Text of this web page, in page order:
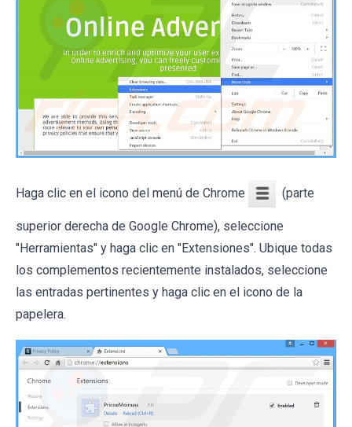
Haga clic en el icono del menú de Chrome (parte
superior derecha de Google Chrome), seleccione
"Herramientas" y haga clic en "Extensiones". Ubique todas
los complementos recientemente instalados, seleccione
las entradas pertinentes y haga clic en el icono de la
papelera.